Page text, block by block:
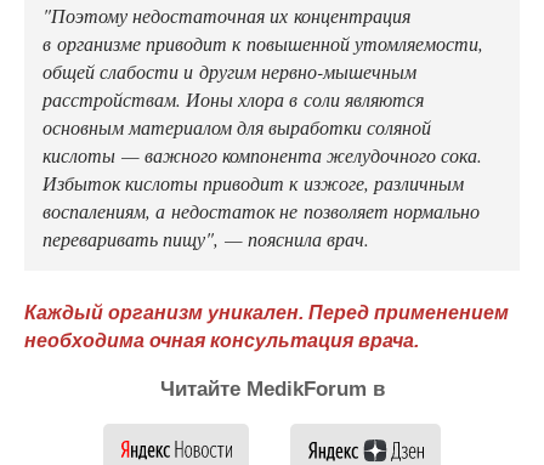
"Поэтому недостаточная их концентрация
в организме приводит к повышенной утомляемости,
общей слабости и другим нервно-мышечным
расстройствам. Ионы хлора в соли являются
основным материалом для выработки соляной
кислоты — важного компонента желудочного сока.
Избыток кислоты приводит к изжоге, различным
воспалениям, а недостаток не позволяет нормально
переваривать пищу", — пояснила врач.
Каждый организм уникален. Перед применением
необходима очная консультация врача.
Читайте MedikForum в